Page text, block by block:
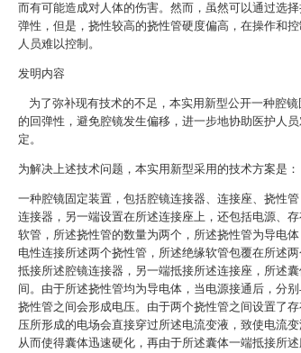
而有可能造成对人体的伤害。然而，虽然可以通过选
弹性，但是，挠性较高的挠性管硬度偏高，在操作和
人员难以控制。
发明内容
为了弥补现有技术的不足，本实用新型公开一种腔
的回弹性，避免腔镜发生偏移，进一步地协助医护人
定。
为解决上述技术问题，本实用新型采用的技术方案是：
一种腔镜固定装置，包括腔镜连接器、连接座、挠性
连接器，另一端设置在所述连接座上，还包括电源、
软管，所述挠性管的数量为两个，所述挠性管为导电
电性连接所述两个挠性管，所述绝缘软管包覆在所述
抵接所述腔镜连接器，另一端抵接所述连接座，所述
间。由于所述挠性管均为导电体，当电源接通后，分
挠性管之间会形成电压。由于两个挠性管之间设置了
压所形成的电场会直接穿过所述电流变液，致使电流
从而使得囊体迅速硬化，再由于所述囊体一端抵接所